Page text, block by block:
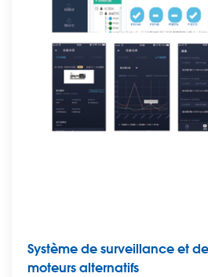
Système de surveillance et
moteurs alternatifs